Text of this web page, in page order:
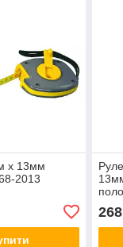
х 13мм
2013
268